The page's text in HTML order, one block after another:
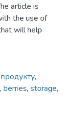
article is
the use of
will help
продукту,
, berries, storage,